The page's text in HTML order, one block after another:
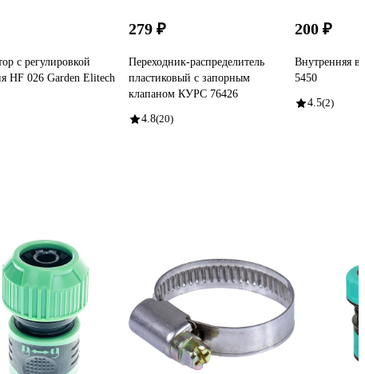
с регулировкой
HF 026 Garden Elitech
279 ₽
Переходник-распределитель
пластиковый с запорным
клапаном КУРС 76426
4.8(20)
200 ₽
Внутренняя
5450
4.5(2)